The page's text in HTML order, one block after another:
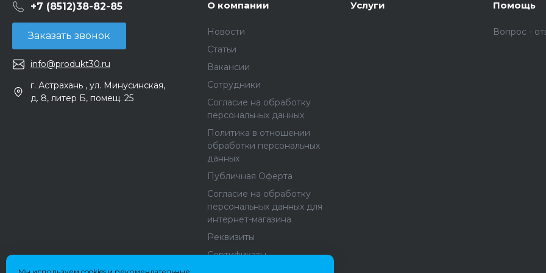
+7 (8512)38-82-85
Заказать звонок
info@produkt30.ru
г. Астрахань , ул. Минусинская,
д. 8, литер Б, помещ. 25
О компании
Новости
Статьи
Вакансии
Сотрудники
Согласие на обработку
персональных данных
Политика в отношении
обработки персональных
данных
Публичная Оферта
Согласие на обработку
персональных данных для
интернет-магазина
Реквизиты
Сертификаты
Услуги Помощь
Вопрос -